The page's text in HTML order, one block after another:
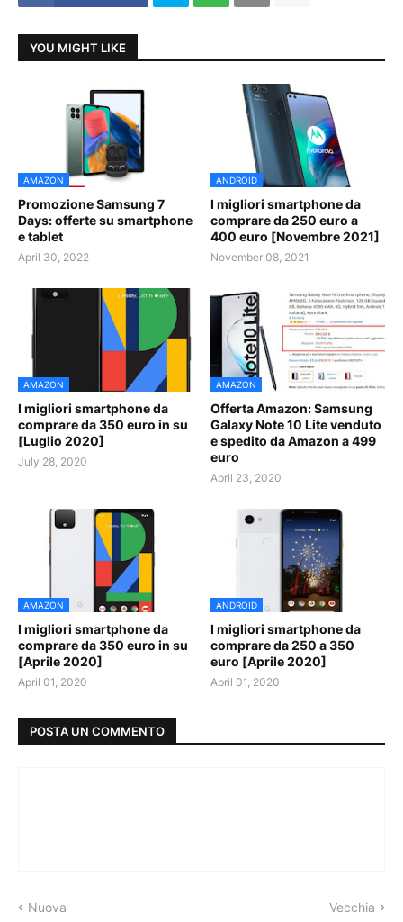
YOU MIGHT LIKE
AMAZON
Promozione Samsung 7
Days: offerte su smartphone
e tablet
April 30, 2022
ANDROID
I migliori smartphone da
comprare da 250 euro a
400 euro [Novembre 2021]
November 08, 2021
AMAZON
I migliori smartphone da
comprare da 350 euro in su
[Luglio 2020]
July 28, 2020
AMAZON
Offerta Amazon: Samsung
Galaxy Note 10 Lite venduto
e spedito da Amazon a 499
euro
April 23, 2020
AMAZON
I migliori smartphone da
comprare da 350 euro in su
[Aprile 2020]
April 01, 2020
ANDROID
I migliori smartphone da
comprare da 250 a 350
euro [Aprile 2020]
April 01, 2020
POSTA UN COMMENTO
Nuova Vecchia